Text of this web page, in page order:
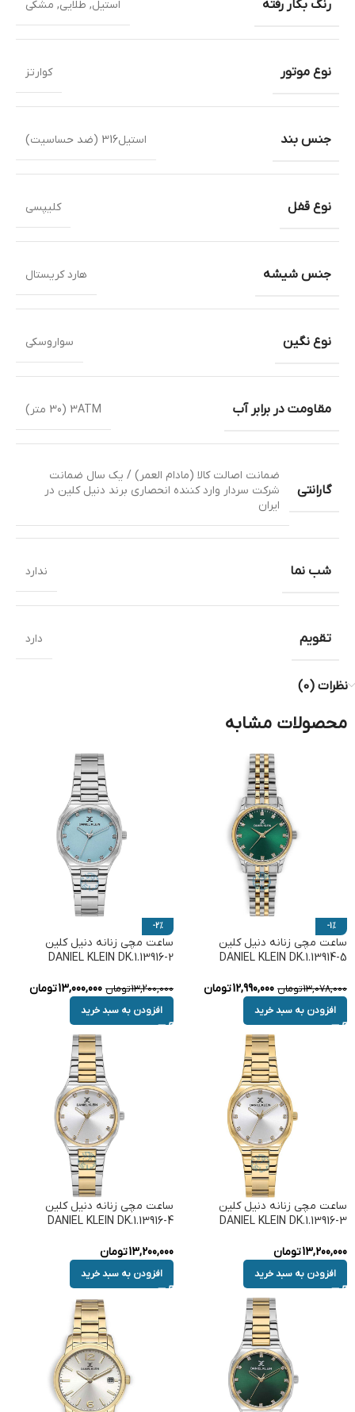
رنگ بکار رفته استیل, طلایی, مشکی
نوع موتور کوارتز
جنس بند استیل316 (ضد حساسیت)
نوع قفل کلیپسی
جنس شیشه هارد کریستال
نوع نگین سواروسکی
مقاومت در برابر آب 3ATM (30 متر)
گارانتی
ضمانت اصالت کالا (مادام العمر) / یک سال ضمانت
شرکت سردار وارد کننده انحصاری برند دنیل کلین در
ایران
شب نما ندارد
تقویم دارد
نظرات (0)
محصولات مشابه
-1%
ساعت مچی زنانه دنیل کلین
DANIEL KLEIN DK.1.13914-5
13,078,000تومان 12,990,000تومان
افزودن به سبد خرید
-2%
ساعت مچی زنانه دنیل کلین
DANIEL KLEIN DK.1.13916-2
13,200,000تومان 13,000,000تومان
افزودن به سبد خرید
ساعت مچی زنانه دنیل کلین
DANIEL KLEIN DK.1.13916-3
13,200,000تومان
افزودن به سبد خرید
ساعت مچی زنانه دنیل کلین
DANIEL KLEIN DK.1.13916-4
13,200,000تومان
افزودن به سبد خرید